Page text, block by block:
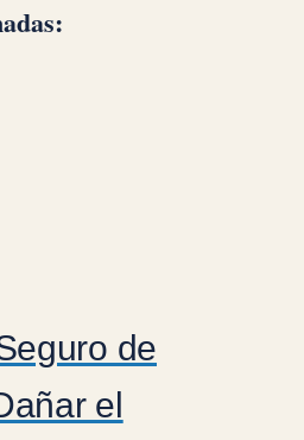
de
el